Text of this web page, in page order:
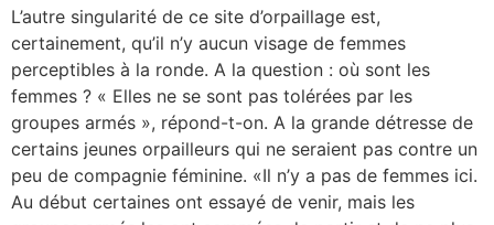
L’autre singularité de ce site d’orpaillage est,
certainement, qu’il n’y aucun visage de femmes
perceptibles à la ronde. A la question : où sont les
femmes ? « Elles ne se sont pas tolérées par les
groupes armés », répond-t-on. A la grande détresse de
certains jeunes orpailleurs qui ne seraient pas contre un
peu de compagnie féminine. «Il n’y a pas de femmes ici.
Au début certaines ont essayé de venir, mais les